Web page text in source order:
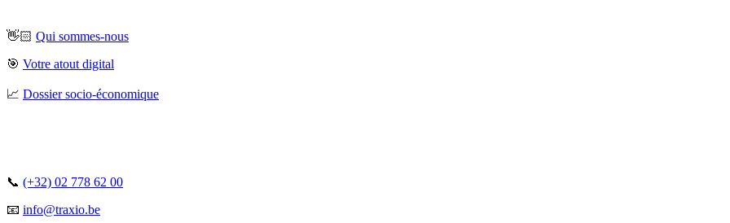
👋🏻 Qui sommes-nous
🎯 Votre atout digital
📈 Dossier socio-économique
📞 (+32) 02 778 62 00
📧 info@traxio.be